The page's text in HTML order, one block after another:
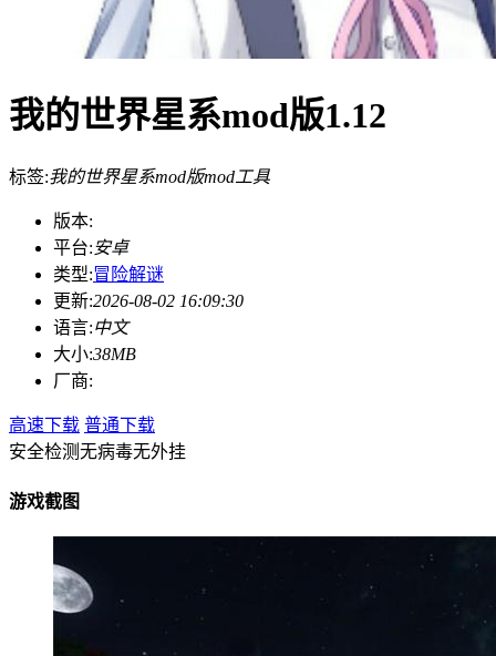
我的世界星系mod版1.12
标签:我的世界星系mod版mod工具
版本:
平台:安卓
类型:冒险解谜
更新:2026-08-02 16:09:30
语言:中文
大小:38MB
厂商:
高速下载 普通下载
安全检测无病毒无外挂
游戏截图